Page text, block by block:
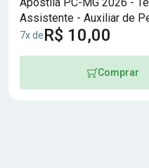
Assistente - Auxiliar de
7x deR$ 10,00
Comprar